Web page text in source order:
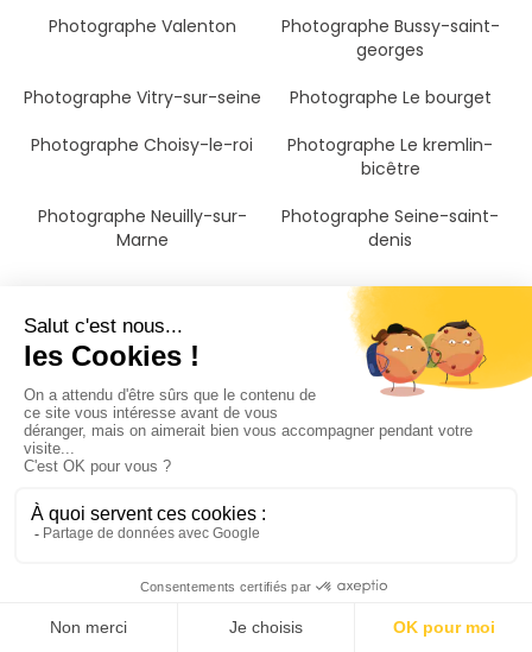
Photographe Valenton
Photographe Bussy-saint-
georges
Photographe Vitry-sur-seine
Photographe Le bourget
Photographe Choisy-le-roi
Photographe Le kremlin-
bicêtre
Photographe Neuilly-sur-
Marne
Photographe Seine-saint-
denis
Il n'a jamais été aussi
simple de trouver un
photographe famille à
Neuilly-sur-Marne